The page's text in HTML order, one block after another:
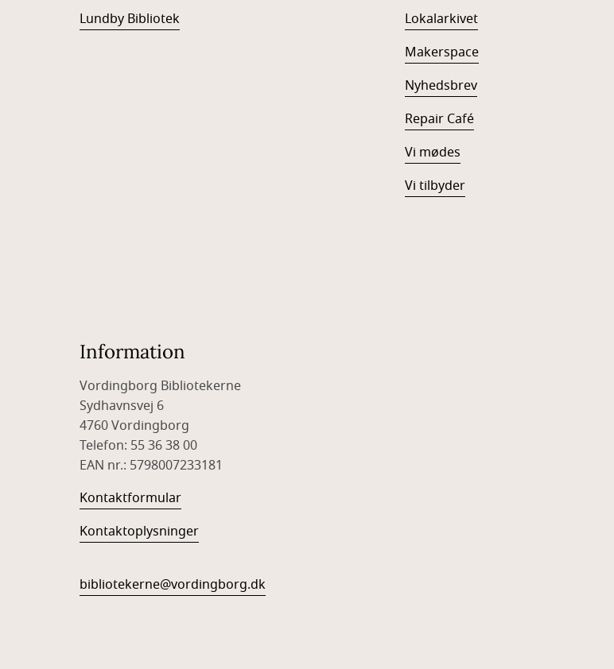
Lundby Bibliotek
Lokalarkivet
Makerspace
Nyhedsbrev
Repair Café
Vi mødes
Vi tilbyder
Information
Vordingborg Bibliotekerne
Sydhavnsvej 6
4760 Vordingborg
Telefon: 55 36 38 00
EAN nr.: 5798007233181
Kontaktformular
Kontaktoplysninger
bibliotekerne@vordingborg.dk